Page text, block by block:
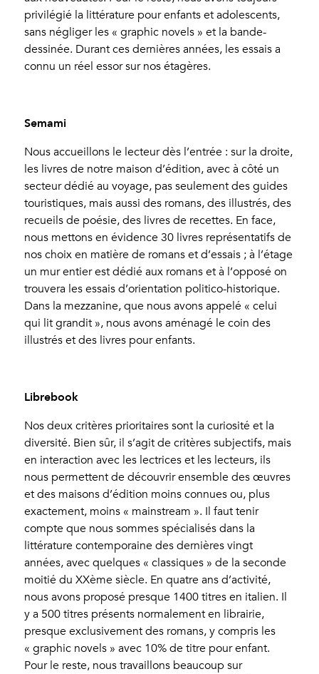
privilégié la littérature pour enfants et adolescents,
sans négliger les « graphic novels » et la bande-
dessinée. Durant ces dernières années, les essais a
connu un réel essor sur nos étagères.
Semami
Nous accueillons le lecteur dès l’entrée : sur la droite,
les livres de notre maison d’édition, avec à côté un
secteur dédié au voyage, pas seulement des guides
touristiques, mais aussi des romans, des illustrés, des
recueils de poésie, des livres de recettes. En face,
nous mettons en évidence 30 livres représentatifs de
nos choix en matière de romans et d’essais ; à l’étage
un mur entier est dédié aux romans et à l’opposé on
trouvera les essais d’orientation politico-historique.
Dans la mezzanine, que nous avons appelé « celui
qui lit grandit », nous avons aménagé le coin des
illustrés et des livres pour enfants.
Librebook
Nos deux critères prioritaires sont la curiosité et la
diversité. Bien sûr, il s’agit de critères subjectifs, mais
en interaction avec les lectrices et les lecteurs, ils
nous permettent de découvrir ensemble des œuvres
et des maisons d’édition moins connues ou, plus
exactement, moins « mainstream ». Il faut tenir
compte que nous sommes spécialisés dans la
littérature contemporaine des dernières vingt
années, avec quelques « classiques » de la seconde
moitié du XXème siècle. En quatre ans d’activité,
nous avons proposé presque 1400 titres en italien. Il
y a 500 titres présents normalement en librairie,
presque exclusivement des romans, y compris les
« graphic novels » avec 10% de titre pour enfant.
Pour le reste, nous travaillons beaucoup sur